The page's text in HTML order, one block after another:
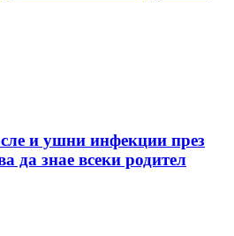
и ушни инфекции през
да знае всеки родител